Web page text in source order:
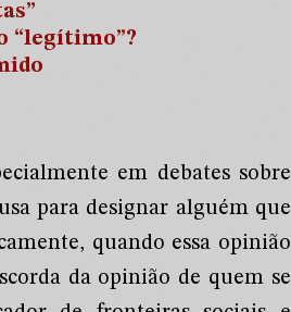
“legítimo”?
em debates sobre
para designar alguém que
quando essa opinião
da opinião de quem se